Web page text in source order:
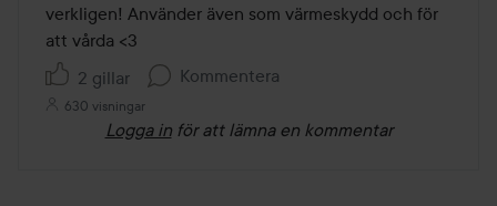
verkligen! Använder även som värmeskydd och för
att vårda <3
2 gillar
Kommentera
630 visningar
Logga in för att lämna en kommentar